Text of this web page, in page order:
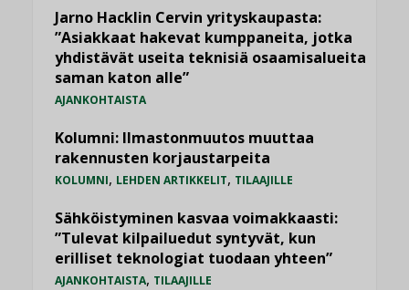
Jarno Hacklin Cervin yrityskaupasta:
”Asiakkaat hakevat kumppaneita, jotka
yhdistävät useita teknisiä osaamisalueita
saman katon alle”
AJANKOHTAISTA
Kolumni: Ilmastonmuutos muuttaa
rakennusten korjaustarpeita
KOLUMNI, LEHDEN ARTIKKELIT, TILAAJILLE
Sähköistyminen kasvaa voimakkaasti:
”Tulevat kilpailuedut syntyvät, kun
erilliset teknologiat tuodaan yhteen”
AJANKOHTAISTA, TILAAJILLE